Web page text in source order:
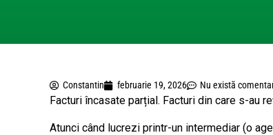
Constantin februarie 19, 2026 Nu există
Facturi încasate parțial. Facturi din care s-au
Atunci când lucrezi printr-un intermediar (o